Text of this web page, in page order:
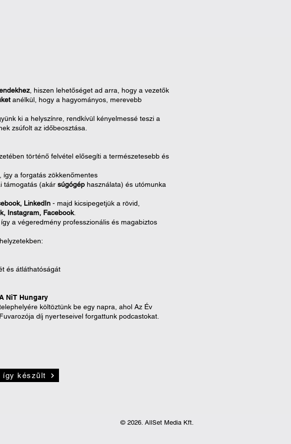
, hiszen lehetőséget ad arra, hogy a vezetők
anélkül, hogy a hagyományos, merevebb
ki a helyszínre, rendkívül kényelmessé teszi a
zsúfolt az időbeosztása.
történő felvétel elősegíti a természetesebb és
a forgatás zökkenőmentes
támogatás​ (akár súgógép használata) és utómunka
LinkedIn - majd kicsipegetjük a rövid,
Instagram, Facebook.
a végeredmény professzionális és magabiztos
és átláthatóságát
NiT Hungary
költöztünk be egy napra, ahol Az Év
Fuvarozója díj nyerteseivel forgattunk podcastokat.
így készült
© 2026. AllSet Media Kft.